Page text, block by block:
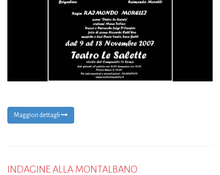
Maggiori dettagli
INDAGINE ALLA MONTALBANO